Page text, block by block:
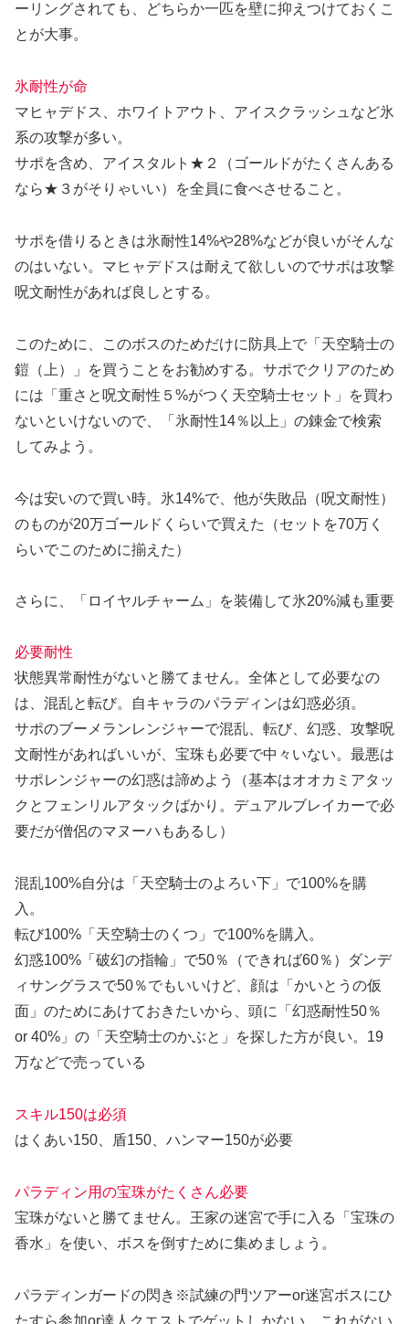
ーリングされても、どちらか一匹を壁に抑えつけておくこ
とが大事。
氷耐性が命
マヒャデドス、ホワイトアウト、アイスクラッシュなど氷
系の攻撃が多い。
サポを含め、アイスタルト★２（ゴールドがたくさんある
なら★３がそりゃいい）を全員に食べさせること。
サポを借りるときは氷耐性14%や28%などが良いがそんな
のはいない。マヒャデドスは耐えて欲しいのでサポは攻撃
呪文耐性があれば良しとする。
このために、このボスのためだけに防具上で「天空騎士の
鎧（上）」を買うことをお勧めする。サポでクリアのため
には「重さと呪文耐性５%がつく天空騎士セット」を買わ
ないといけないので、「氷耐性14％以上」の錬金で検索
してみよう。
今は安いので買い時。氷14%で、他が失敗品（呪文耐性）
のものが20万ゴールドくらいで買えた（セットを70万く
らいでこのために揃えた）
さらに、「ロイヤルチャーム」を装備して氷20%減も重要
必要耐性
状態異常耐性がないと勝てません。全体として必要なの
は、混乱と転び。自キャラのパラディンは幻惑必須。
サポのブーメランレンジャーで混乱、転び、幻惑、攻撃呪
文耐性があればいいが、宝珠も必要で中々いない。最悪は
サポレンジャーの幻惑は諦めよう（基本はオオカミアタッ
クとフェンリルアタックばかり。デュアルブレイカーで必
要だが僧侶のマヌーハもあるし）
混乱100%自分は「天空騎士のよろい下」で100%を購
入。
転び100% 「天空騎士のくつ」で100%を購入。
幻惑100% 「破幻の指輪」で50％（できれば60％）ダンデ
ィサングラスで50％でもいいけど、顔は「かいとうの仮
面」のためにあけておきたいから、頭に「幻惑耐性50％
or 40%」の「天空騎士のかぶと」を探した方が良い。19
万などで売っている
スキル150は必須
はくあい150、盾150、ハンマー150が必要
パラディン用の宝珠がたくさん必要
宝珠がないと勝てません。王家の迷宮で手に入る「宝珠の
香水」を使い、ボスを倒すために集めましょう。
パラディンガードの閃き ※試練の門ツアーor迷宮ボスにひ
たすら参加or達人クエストでゲットしかない。これがない